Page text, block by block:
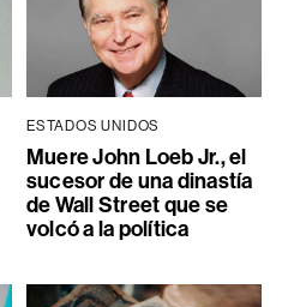
ESTADOS UNIDOS
Muere John Loeb Jr., el
sucesor de una dinastía
de Wall Street que se
volcó a la política